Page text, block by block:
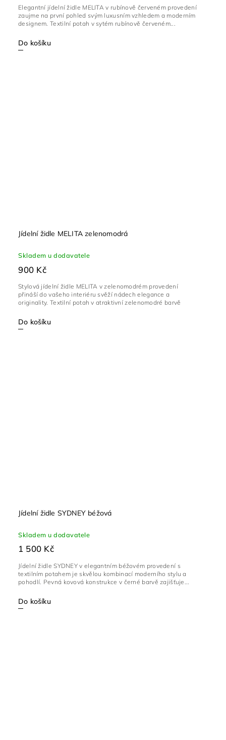
Do košíku
Elegantní jídelní židle MELITA v rubínově červeném provedení
zaujme na první pohled svým luxusním vzhledem a moderním
designem. Textilní potah v sytém rubínově červeném...
Jídelní židle MELITA zelenomodrá
Skladem u dodavatele
900 Kč
Do košíku
Stylová jídelní židle MELITA v zelenomodrém provedení
přináší do vašeho interiéru svěží nádech elegance a
originality. Textilní potah v atraktivní zelenomodré barvě
Jídelní židle SYDNEY béžová
Skladem u dodavatele
1 500 Kč
Do košíku
Jídelní židle SYDNEY v elegantním béžovém provedení s
textilním potahem je skvělou kombinací moderního stylu a
pohodlí. Pevná kovová konstrukce v černé barvě zajišťuje...